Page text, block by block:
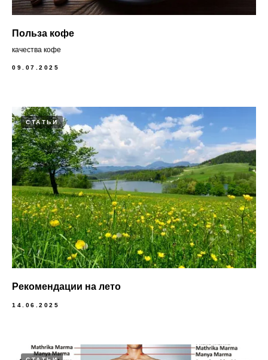
Польза кофе
качества кофе
09.07.2025
СТАТЬИ
Рекомендации на лето
14.06.2025